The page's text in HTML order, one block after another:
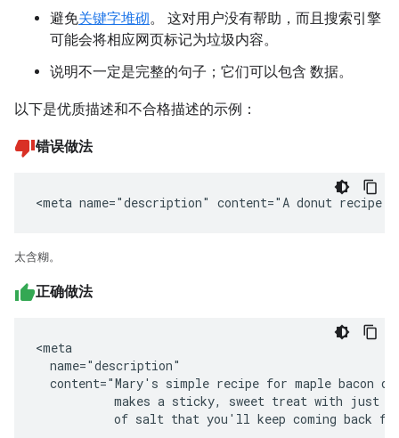
避免关键字堆砌。 这对用户没有帮助，而且搜索引擎
可能会将相应网页标记为垃圾内容。
说明不一定是完整的句子；它们可以包含 数据。
以下是优质描述和不合格描述的示例：
错误做法
<meta name="description" content="A donut
太含糊。
正确做法
<meta
  name="description"
content="Mary's simple recipe for maple bacon
makes a sticky, sweet treat with just a
of salt that you'll keep coming back